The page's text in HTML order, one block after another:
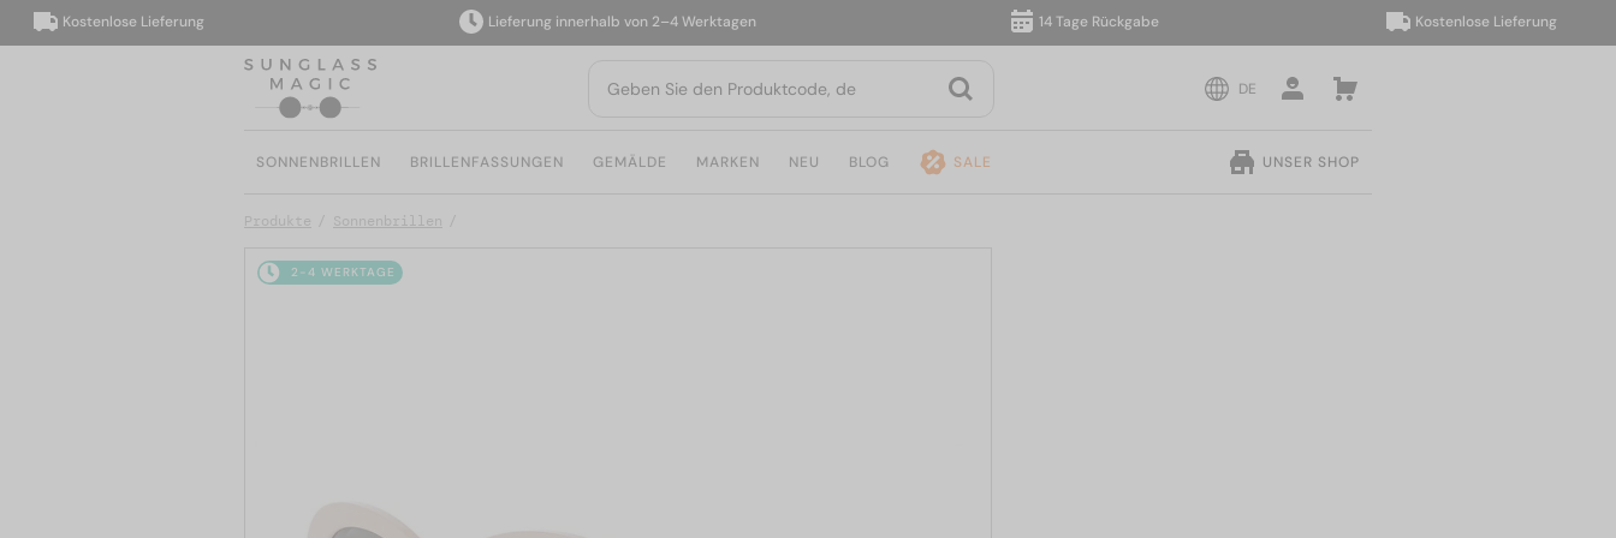
Kostenlose Lieferung Lieferung innerhalb von 2–4 Werktagen 14 Tage Rückgabe Kostenlose Lieferung
DE
SONNENBRILLEN BRILLENFASSUNGEN GEMÄLDE MARKEN NEU BLOG SALE UNSER SHOP
Produkte Sonnenbrillen
2-4 WERKTAGE